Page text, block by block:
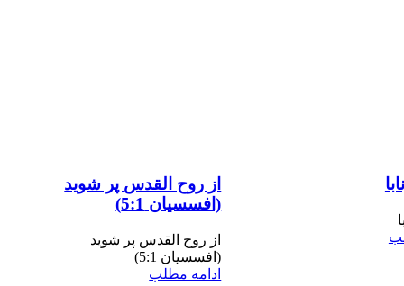
از روح القدس پر شوید
(افسسیان 5:1)
از روح القدس پر شوید
(افسسیان 5:1)
ادامه مطلب